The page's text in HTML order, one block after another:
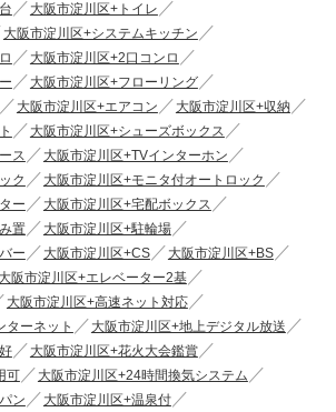
大阪市淀川区+トイレ
大阪市淀川区+システムキッチン
大阪市淀川区+2口コンロ
大阪市淀川区+フローリング
大阪市淀川区+エアコン
大阪市淀川区+収納
大阪市淀川区+シューズボックス
ス
大阪市淀川区+TVインターホン
ク
大阪市淀川区+モニタ付オートロック
ー
大阪市淀川区+宅配ボックス
置
大阪市淀川区+駐輪場
ー
大阪市淀川区+CS
大阪市淀川区+BS
大阪市淀川区+エレベーター2基
大阪市淀川区+高速ネット対応
ターネット
大阪市淀川区+地上デジタル放送
大阪市淀川区+花火大会鑑賞
可
大阪市淀川区+24時間換気システム
ン
大阪市淀川区+温泉付